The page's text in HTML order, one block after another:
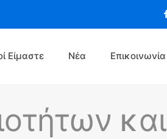
Είμαστε Νέα Επικοινωνία
και